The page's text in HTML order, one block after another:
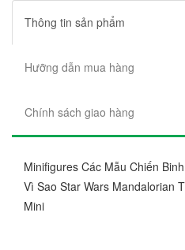
Thông tin sản phẩm
Hưỡng dẫn mua hàng
Chính sách giao hàng
Minifigures Các Mẫu Chiến
Vì Sao Star Wars Mandalorian
Mini